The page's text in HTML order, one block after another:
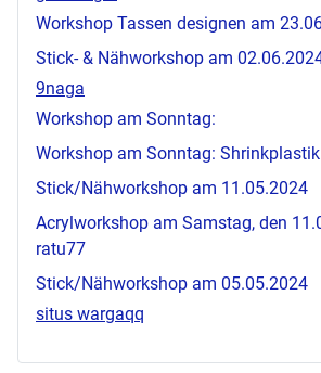
Workshop Tassen designen am
Stick- & Nähworkshop am
9naga
Workshop am Sonntag:
Workshop am Sonntag: Shrinkplastik
Stick/Nähworkshop am 11.05.2024
Acrylworkshop am Samstag, den
ratu77
Stick/Nähworkshop am 05.05.2024
situs wargaqq